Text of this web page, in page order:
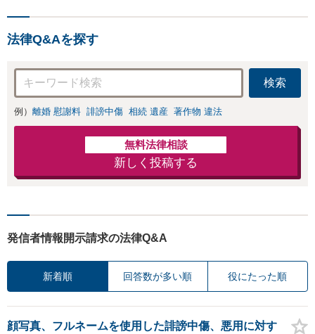
法律Q&Aを探す
検索
例） 離婚 慰謝料 誹謗中傷 相続 遺産 著作物 違法
無料法律相談
新しく投稿する
発信者情報開示請求の法律Q&A
新着順 回答数が多い順 役にたった順
顔写真、フルネームを使用した誹謗中傷、悪用に対す